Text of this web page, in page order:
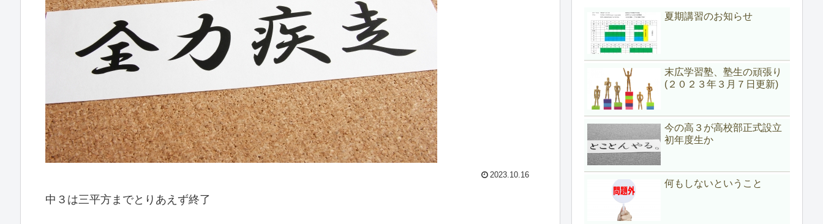
2023.10.16
中３は三平方までとりあえず終了
夏期講習のお知らせ
末広学習塾、塾生の頑張り
(２０２３年３月７日更新)
今の高３が高校部正式設立
初年度生か
何もしないということ